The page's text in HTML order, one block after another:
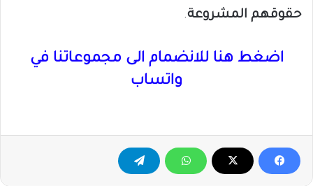
حقوقهم المشروعة.
اضغط هنا للانضمام الى مجموعاتنا في
واتساب